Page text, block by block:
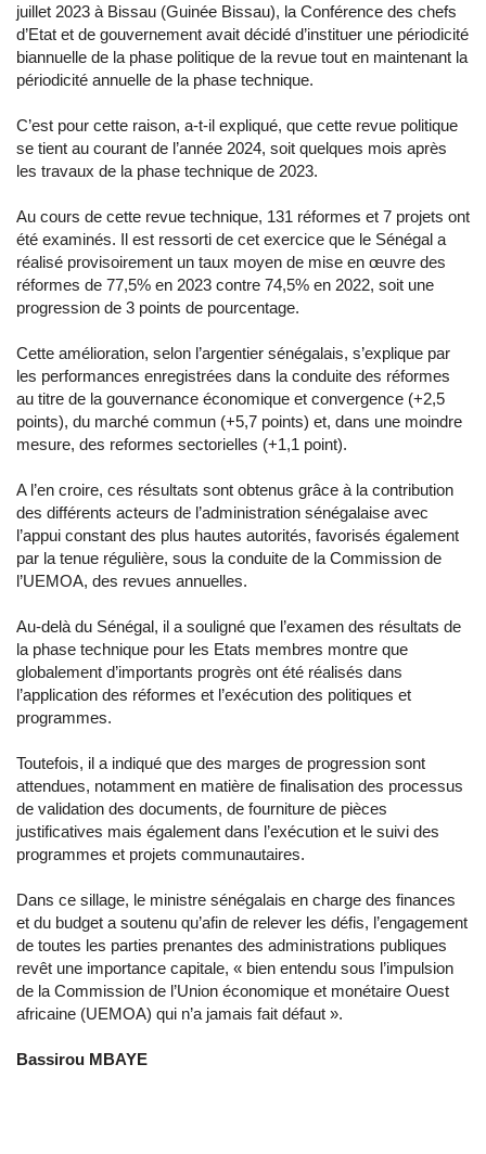
juillet 2023 à Bissau (Guinée Bissau), la Conférence des chefs
d’Etat et de gouvernement avait décidé d’instituer une périodicité
biannuelle de la phase politique de la revue tout en maintenant la
périodicité annuelle de la phase technique.
C’est pour cette raison, a-t-il expliqué, que cette revue politique
se tient au courant de l’année 2024, soit quelques mois après
les travaux de la phase technique de 2023.
Au cours de cette revue technique, 131 réformes et 7 projets ont
été examinés. Il est ressorti de cet exercice que le Sénégal a
réalisé provisoirement un taux moyen de mise en œuvre des
réformes de 77,5% en 2023 contre 74,5% en 2022, soit une
progression de 3 points de pourcentage.
Cette amélioration, selon l’argentier sénégalais, s’explique par
les performances enregistrées dans la conduite des réformes
au titre de la gouvernance économique et convergence (+2,5
points), du marché commun (+5,7 points) et, dans une moindre
mesure, des reformes sectorielles (+1,1 point).
A l’en croire, ces résultats sont obtenus grâce à la contribution
des différents acteurs de l’administration sénégalaise avec
l’appui constant des plus hautes autorités, favorisés également
par la tenue régulière, sous la conduite de la Commission de
l’UEMOA, des revues annuelles.
Au-delà du Sénégal, il a souligné que l’examen des résultats de
la phase technique pour les Etats membres montre que
globalement d’importants progrès ont été réalisés dans
l’application des réformes et l’exécution des politiques et
programmes.
Toutefois, il a indiqué que des marges de progression sont
attendues, notamment en matière de finalisation des processus
de validation des documents, de fourniture de pièces
justificatives mais également dans l’exécution et le suivi des
programmes et projets communautaires.
Dans ce sillage, le ministre sénégalais en charge des finances
et du budget a soutenu qu’afin de relever les défis, l’engagement
de toutes les parties prenantes des administrations publiques
revêt une importance capitale, « bien entendu sous l’impulsion
de la Commission de l’Union économique et monétaire Ouest
africaine (UEMOA) qui n’a jamais fait défaut ».
Bassirou MBAYE